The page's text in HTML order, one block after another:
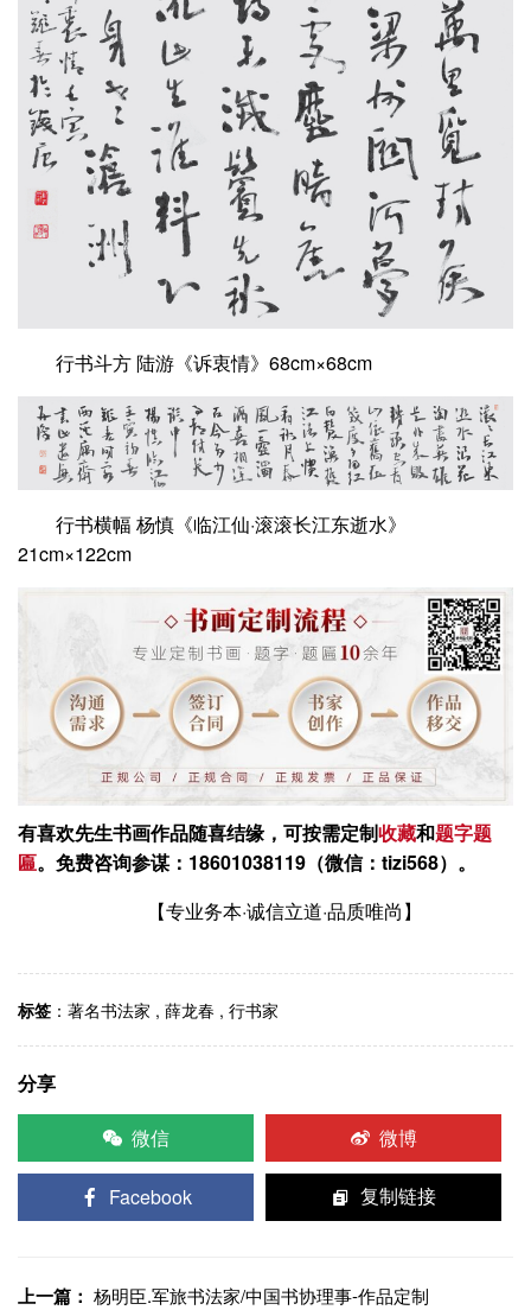
行书斗方 陆游《诉衷情》68cm×68cm
行书横幅 杨慎《临江仙·滚滚长江东逝水》
21cm×122cm
有喜欢先生书画作品随喜结缘，可按需定制收藏和题字题
匾。 免费咨询参谋：18601038119（微信：tizi568）。
【专业务本·诚信立道·品质唯尚】
标签 ： 著名书法家 , 薛龙春 , 行书家
分享
微信
微博
Facebook 复制链接
上一篇： 杨明臣.军旅书法家/中国书协理事-作品定制